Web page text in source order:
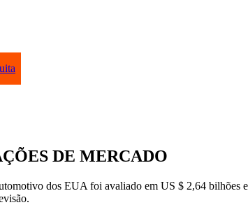
DE MERCADO
dos EUA foi avaliado em US $ 2,64